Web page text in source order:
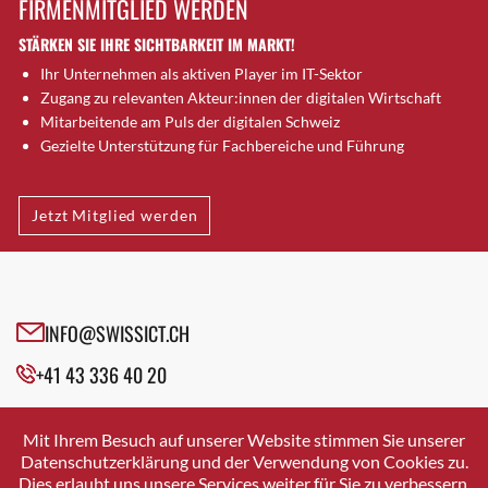
Brugg AG
Brütten
Bubendorf
Bubikon
Buchs (SG)
Bäretswil
Bülach
Cazis
Crissier
Davos Platz
Dierikon
Dietikon
FIRMENMITGLIED WERDEN
STÄRKEN SIE IHRE SICHTBARKEIT IM MARKT!
Ihr Unternehmen als aktiven Player im IT-Sektor
Zugang zu relevanten Akteur:innen der digitalen Wirtschaft
Mitarbeitende am Puls der digitalen Schweiz
Gezielte Unterstützung für Fachbereiche und Führung
Jetzt Mitglied werden
INFO@SWISSICT.CH
+41 43 336 40 20
SWISSICT
VULKANSTRASSE 120
8048 ZURICH
Mit Ihrem Besuch auf unserer Website stimmen Sie unserer
Datenschutzerklärung und der Verwendung von Cookies zu.
Dies erlaubt uns unsere Services weiter für Sie zu verbessern.